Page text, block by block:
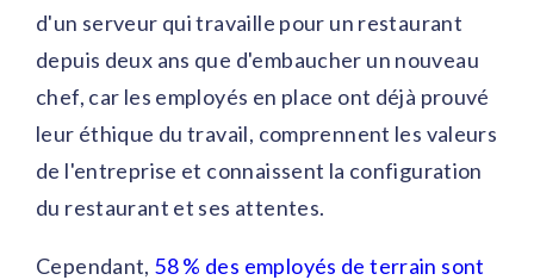
d'un serveur qui travaille pour un restaurant
depuis deux ans que d'embaucher un nouveau
chef, car les employés en place ont déjà prouvé
leur éthique du travail, comprennent les valeurs
de l'entreprise et connaissent la configuration
du restaurant et ses attentes.
Cependant, 58 % des employés de terrain sont